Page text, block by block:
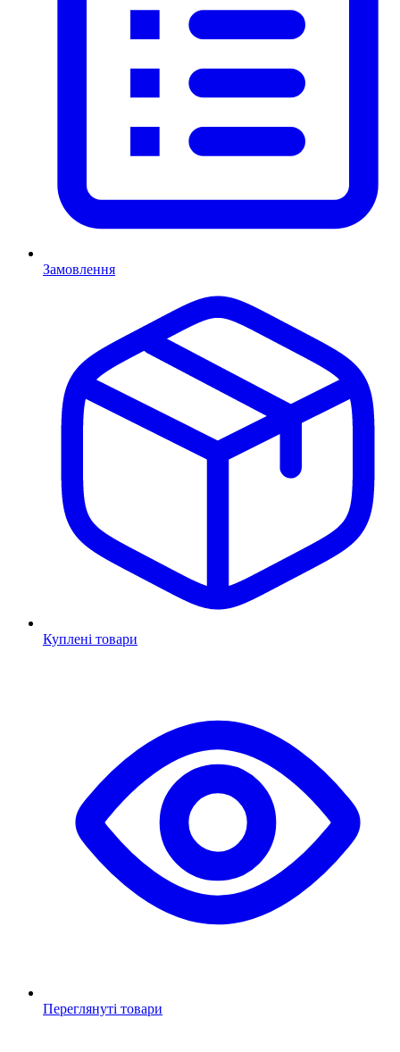
Замовлення
Куплені товари
Переглянуті товари